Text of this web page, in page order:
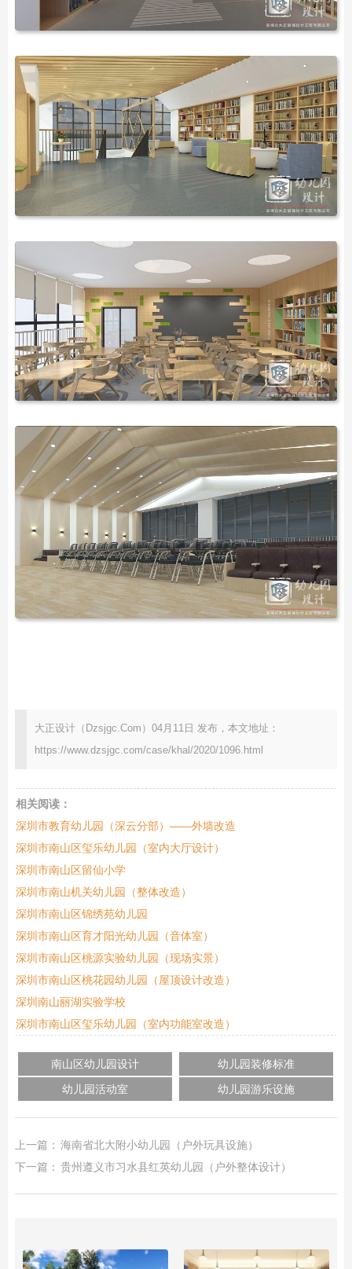
大正设计（Dzsjgc.Com）04月11日 发布，本文地址：
https://www.dzsjgc.com/case/khal/2020/1096.html
相关阅读：
深圳市教育幼儿园（深云分部）——外墙改造
深圳市南山区玺乐幼儿园（室内大厅设计）
深圳市南山区留仙小学
深圳市南山机关幼儿园（整体改造）
深圳市南山区锦绣苑幼儿园
深圳市南山区育才阳光幼儿园（音体室）
深圳市南山区桃源实验幼儿园（现场实景）
深圳市南山区桃花园幼儿园（屋顶设计改造）
深圳南山丽湖实验学校
深圳市南山区玺乐幼儿园（室内功能室改造）
南山区幼儿园设计
幼儿园装修标准
幼儿园活动室
幼儿园游乐设施
上一篇： 海南省北大附小幼儿园（户外玩具设施）
下一篇： 贵州遵义市习水县红英幼儿园（户外整体设计）